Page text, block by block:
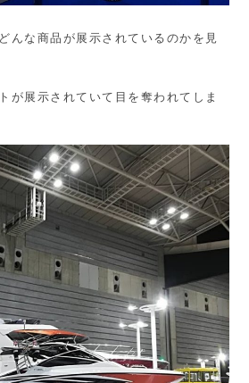
んな商品が展示されているのかを見
が展示されていて目を奪われてしま